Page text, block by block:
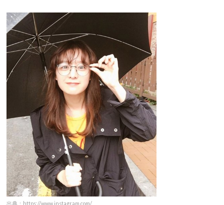
出典：https://www.instagram.com/